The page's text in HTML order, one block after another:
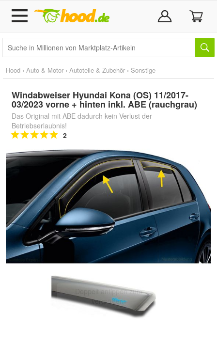
Hood › Auto & Motor › Autoteile & Zubehör › Sonstige
Windabweiser Hyundai Kona (OS) 11/2017-
03/2023 vorne + hinten inkl. ABE (rauchgrau)
Das Original mit ABE dadurch kein Verlust der
Betriebserlaubnis!
2
Doppelt antippen zum
vergrößern